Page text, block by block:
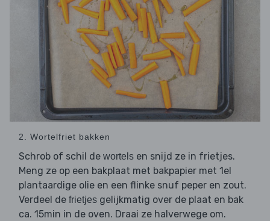
2. Wortelfriet bakken
Schrob of schil de wortels en snijd ze in frietjes.
Meng ze op een bakplaat met bakpapier met 1el
plantaardige olie en een flinke snuf peper en zout.
Verdeel de frietjes gelijkmatig over de plaat en bak
ca. 15min in de oven. Draai ze halverwege om.